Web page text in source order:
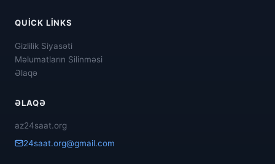
QUICK LINKS
Gizlilik Siyasəti
Məlumatların Silinməsi
Əlaqə
ƏLAQƏ
az24saat.org
24saat.org@gmail.com